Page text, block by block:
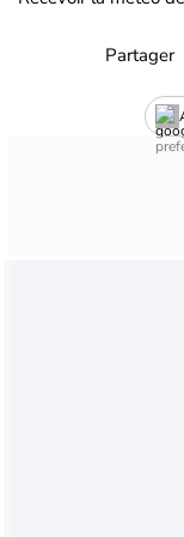
Partager